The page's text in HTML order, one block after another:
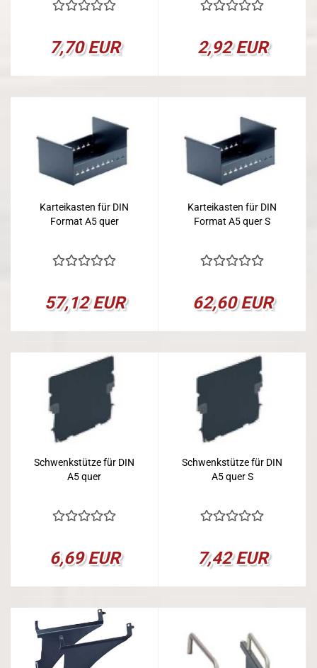
7,70 EUR 2,92 EUR
Karteikasten für DIN
Format A5 quer
57,12 EUR
Karteikasten für DIN
Format A5 quer S
62,60 EUR
Schwenkstütze für DIN
A5 quer
6,69 EUR
Schwenkstütze für DIN
A5 quer S
7,42 EUR